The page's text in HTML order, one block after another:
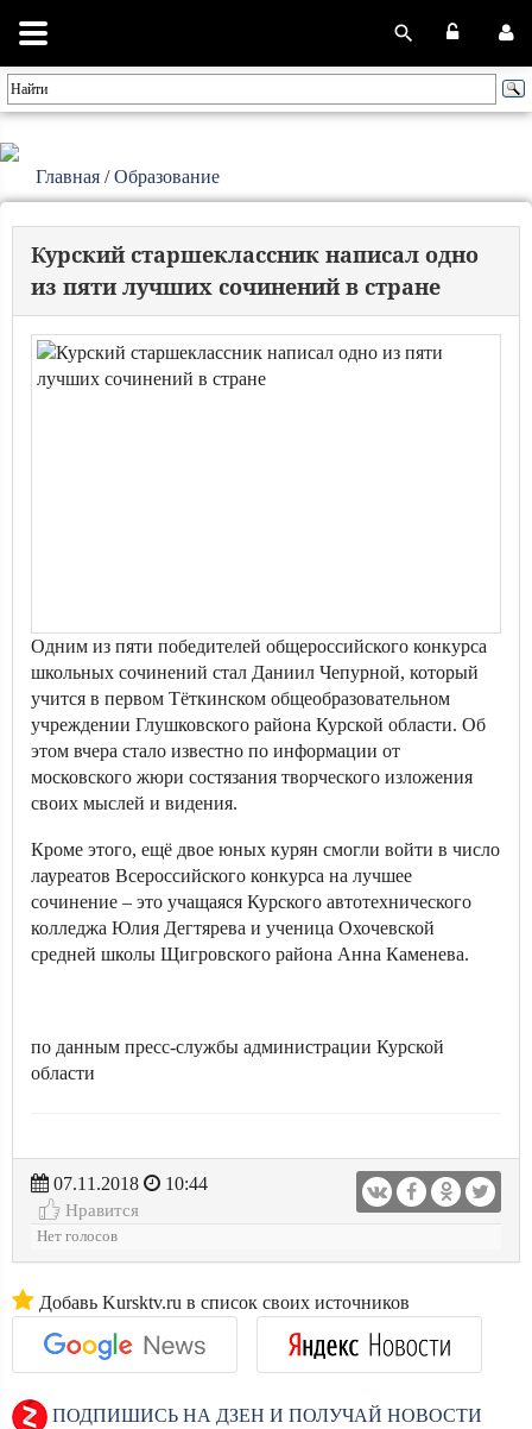
Главная /Образование
Курский старшеклассник написал одно
из пяти лучших сочинений в стране
Одним из пяти победителей общероссийского конкурса
школьных сочинений стал Даниил Чепурной, который
учится в первом Тёткинском общеобразовательном
учреждении Глушковского района Курской области. Об
этом вчера стало известно по информации от
московского жюри состязания творческого изложения
своих мыслей и видения.
Кроме этого, ещё двое юных курян смогли войти в число
лауреатов Всероссийского конкурса на лучшее
сочинение – это учащаяся Курского автотехнического
колледжа Юлия Дегтярева и ученица Охочевской
средней школы Щигровского района Анна Каменева.
по данным пресс-службы администрации Курской
области
07.11.2018
10:44
Нравится
Нет голосов
Добавь Kursktv.ru в список своих источников
ПОДПИШИСЬ НА ДЗЕН И ПОЛУЧАЙ НОВОСТИ